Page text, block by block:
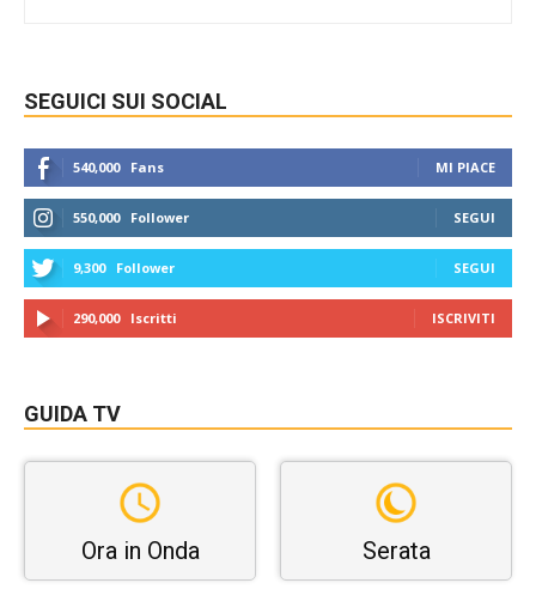
SEGUICI SUI SOCIAL
540,000 Fans MI PIACE
550,000 Follower SEGUI
9,300 Follower SEGUI
290,000 Iscritti ISCRIVITI
GUIDA TV
Ora in Onda Serata